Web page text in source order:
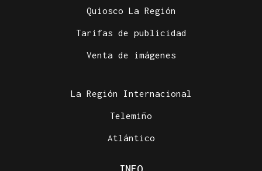
Quiosco La Región
Tarifas de publicidad
Venta de imágenes
La Región Internacional
Telemiño
Atlántico